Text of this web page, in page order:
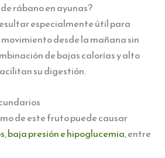
rábano en ayunas?
especialmente útil para
desde la mañana sin
de bajas calorías y alto
su digestión.
de este fruto puede causar
,baja presión e hipoglucemia, entre